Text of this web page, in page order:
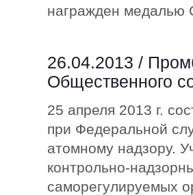
награжден медалью
26.04.2013 /
Общественного
25 апреля 2013 г.
при Федеральной
атомному надзору.
контрольно-
саморегулируемых